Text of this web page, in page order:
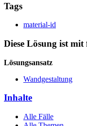
Tags
material-id
Diese Lösung ist
Lösungsansatz
Wandgestaltung
Inhalte
Alle Fälle